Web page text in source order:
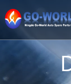
Hogar
Acerca de